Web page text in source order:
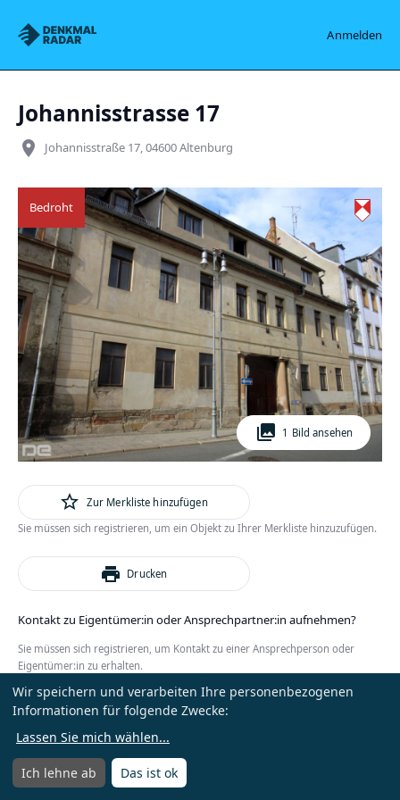
Denkmalradar Anmelden
Menü öffnen
Johannisstrasse 17
place Johannisstraße 17, 04600 Altenburg
photo_library 1 Bild ansehen
Bedroht
star_outline Zur Merkliste hinzufügen
Sie müssen sich registrieren, um ein Objekt zu Ihrer Merkliste hinzuzufügen.
print Drucken
Kontakt zu Eigentümer:in oder Ansprechpartner:in aufnehmen?
Sie müssen sich registrieren, um Kontakt zu einer Ansprechperson oder
Eigentümer:in zu erhalten.
Anmelden oder Kostenlos registrieren
Wir speichern und verarbeiten Ihre personenbezogenen
Informationen für folgende Zwecke:
Lassen Sie mich wählen...
Ich lehne ab Das ist ok